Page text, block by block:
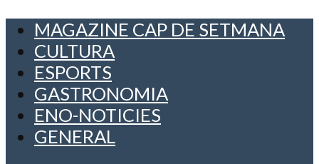
MAGAZINE CAP DE SETMANA
CULTURA
ESPORTS
GASTRONOMIA
ENO-NOTICIES
GENERAL